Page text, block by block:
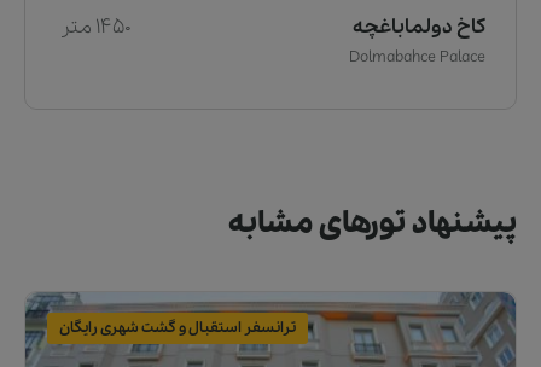
کاخ دولماباغچه 1450 متر
Dolmabahce Palace
پیشنهاد تورهای مشابه
ترانسفر استقبال و گشت شهری رایگان